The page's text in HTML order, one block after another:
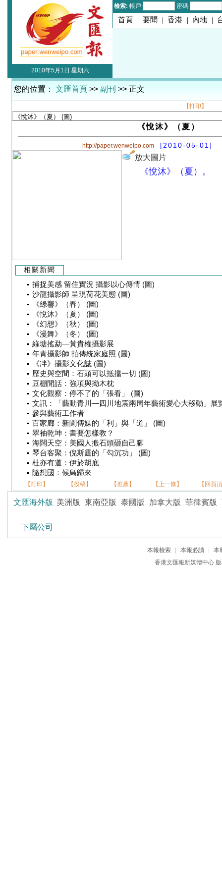
檢索: 帳戶 密碼
首頁 | 要聞 | 香港 | 內地 |
2010年5月1日 星期六
您的位置： 文匯首頁 >> 副刊 >> 正文
【打印】
《悅沐》（夏）
http://paper.wenweipo.com [2010-05-01]
放大圖片
《悅沐》（夏）。
相關新聞
捕捉美感 留住實況 攝影以心傳情 (圖)
沙龍攝影師 呈現荷花美態 (圖)
《綠響》（春） (圖)
《悅沐》（夏） (圖)
《幻想》（秋） (圖)
《漫舞》（冬） (圖)
綠塘搖勐—黃貴權攝影展
年青攝影師 拍傳統家庭照 (圖)
《冸》攝影文化誌 (圖)
歷史與空間：石頭可以抵擋一切 (圖)
豆棚閒話：強項與拗木枕
文化觀察：停不了的「張看」 (圖)
文訊：「藝動青川—四川地震兩周年藝術愛心大移動」展
參與藝術工作者
百家廊：新聞傳媒的「利」與「道」 (圖)
翠袖乾坤：書要怎樣教？
海闊天空：美國人搬石頭砸自己腳
琴台客聚：倪斯霆的「勾沉功」 (圖)
杜亦有道：伊於胡底
隨想國：候鳥歸來
【打印】 【投稿】 【推薦】 【上一條】 【回頁
文匯海外版 美洲版 東南亞版 泰國版 加拿大版 菲律賓版
下屬公司
本報檢索 本報必讀
本
香港文匯報新媒體中心